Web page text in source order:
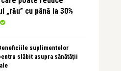
cu până la 30%
suplimentelor
slăbit asupra sănătății